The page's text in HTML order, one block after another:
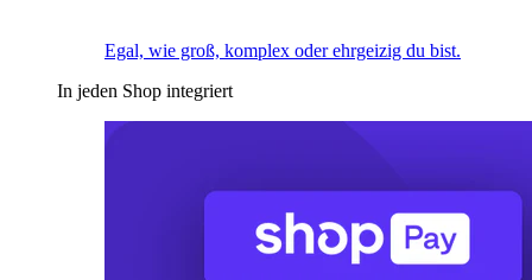
Egal, wie groß, komplex oder ehrgeizig du bist.
In jeden Shop integriert